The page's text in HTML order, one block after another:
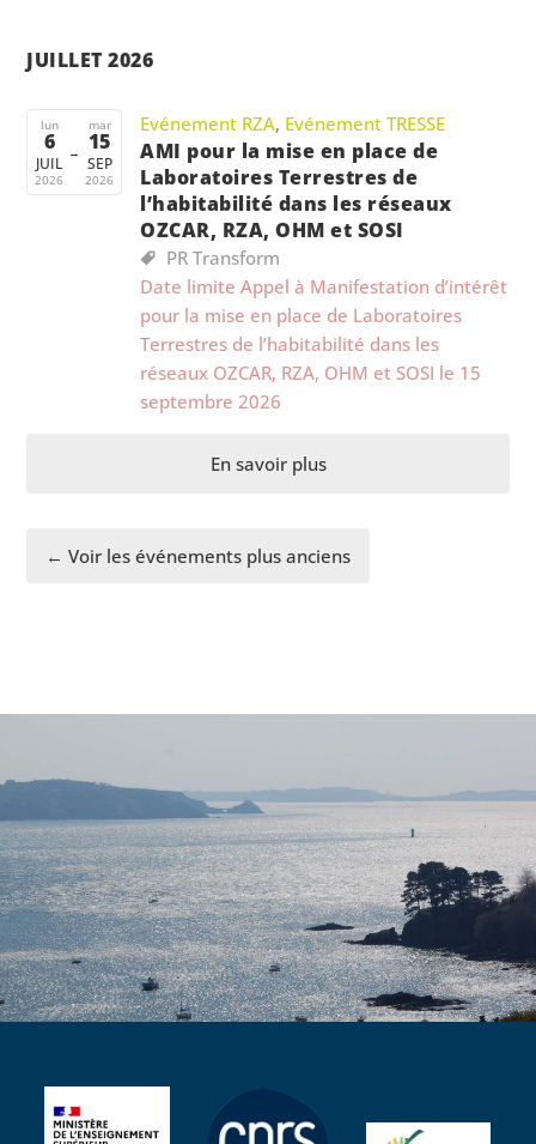
JUILLET 2026
lun
6
JUIL
2026
→
mar
15
SEP
2026
Evénement RZA, Evénement TRESSE
AMI pour la mise en place de
Laboratoires Terrestres de
l’habitabilité dans les réseaux
OZCAR, RZA, OHM et SOSI
PR Transform
Date limite Appel à Manifestation d’intérêt
pour la mise en place de Laboratoires
Terrestres de l’habitabilité dans les
réseaux OZCAR, RZA, OHM et SOSI le 15
septembre 2026
En savoir plus
← Voir les événements plus anciens